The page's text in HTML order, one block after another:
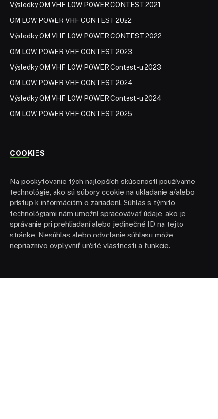
Výsledky OM VHF LOW POWER CONTEST 2021
OM LOW POWER VHF CONTEST 2022
Výsledky OM VHF LOW POWER CONTEST 2022
OM LOW POWER VHF CONTEST 2023
Výsledky OM VHF LOW POWER Contest-u 2023
OM LOW POWER VHF CONTEST 2024
Výsledky OM VHF LOW POWER Contest-u 2024
OM LOW POWER VHF CONTEST 2025
COOKIES
Na poskytovanie tých najlepších skúseností používame
technológie, ako sú súbory cookie na ukladanie a/alebo
prístup k informáciám o zariadení. Súhlas s týmito
technológiami nám umožní spracovávať údaje, ako je
správanie pri prehliadaní alebo jedinečné ID na tejto
stránke. Nesúhlas alebo odvolanie súhlasu môže
nepriaznivo ovplyvniť určité vlastnosti a funkcie.